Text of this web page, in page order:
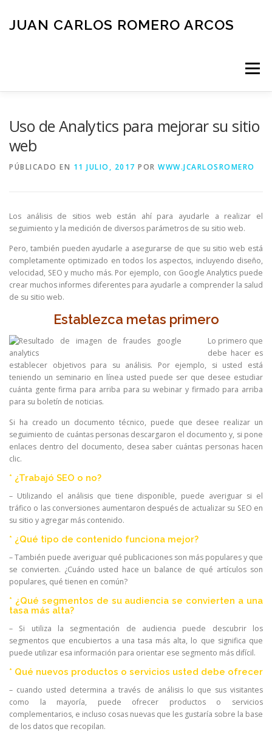
contenido
JUAN CARLOS ROMERO ARCOS
Menú
Uso de Analytics para mejorar su sitio
web
PÚBLICADO EN 11 JULIO, 2017 POR WWW.JCARLOSROMERO
Los análisis de sitios web están ahí para ayudarle a realizar el
seguimiento y la medición de diversos parámetros de su sitio web.
Pero, también pueden ayudarle a asegurarse de que su sitio web está
completamente optimizado en todos los aspectos, incluyendo diseño,
velocidad, SEO y mucho más. Por ejemplo, con Google Analytics puede
crear muchos informes diferentes para ayudarle a comprender la salud
de su sitio web.
Establezca metas primero
Lo primero que
debe hacer es
establecer objetivos para su análisis. Por ejemplo, si usted está
teniendo un seminario en línea usted puede ser que desee estudiar
cuánta gente firma para arriba para su webinar y firmado para arriba
para su boletín de noticias.
Si ha creado un documento técnico, puede que desee realizar un
seguimiento de cuántas personas descargaron el documento y, si pone
enlaces dentro del documento, desea saber cuántas personas hacen
clic.
* ¿Trabajó SEO o no?
– Utilizando el análisis que tiene disponible, puede averiguar si el
tráfico o las conversiones aumentaron después de actualizar su SEO en
su sitio y agregar más contenido.
* ¿Qué tipo de contenido funciona mejor?
– También puede averiguar qué publicaciones son más populares y que
se convierten. ¿Cuándo usted hace un balance de qué artículos son
populares, qué tienen en común?
* ¿Qué segmentos de su audiencia se convierten a una
tasa más alta?
– Si utiliza la segmentación de audiencia puede descubrir los
segmentos que encubiertos a una tasa más alta, lo que significa que
puede utilizar esa información para orientar ese segmento más difícil.
* Qué nuevos productos o servicios usted debe ofrecer
– cuando usted determina a través de análisis lo que sus visitantes
como la mayoría, puede ofrecer productos o servicios
complementarios, e incluso cosas nuevas que les gustaría sobre la base
de los datos que recopilan.